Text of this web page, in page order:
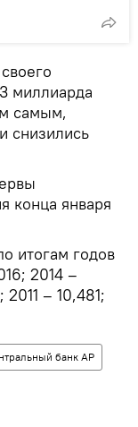
миллиарда
самым,
снизились
конца января
итогам годов
2014 –
2011 – 10,481;
банк АР